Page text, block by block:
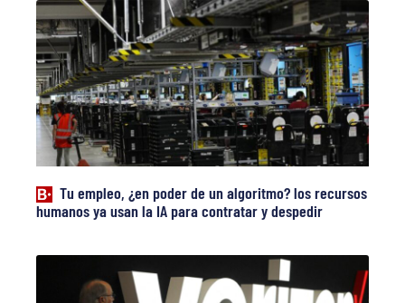
Tu empleo, ¿en poder de un algoritmo? los recursos
humanos ya usan la IA para contratar y despedir